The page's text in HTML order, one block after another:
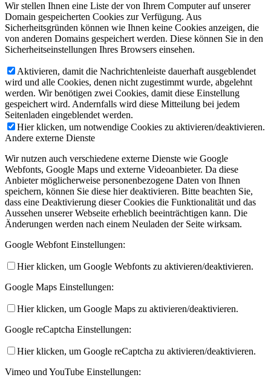
Wir stellen Ihnen eine Liste der von Ihrem Computer auf unserer
Domain gespeicherten Cookies zur Verfügung. Aus
Sicherheitsgründen können wie Ihnen keine Cookies anzeigen, die
von anderen Domains gespeichert werden. Diese können Sie in den
Sicherheitseinstellungen Ihres Browsers einsehen.
Aktivieren, damit die Nachrichtenleiste dauerhaft ausgeblendet
wird und alle Cookies, denen nicht zugestimmt wurde, abgelehnt
werden. Wir benötigen zwei Cookies, damit diese Einstellung
gespeichert wird. Andernfalls wird diese Mitteilung bei jedem
Seitenladen eingeblendet werden.
Hier klicken, um notwendige Cookies zu aktivieren/deaktivieren.
Andere externe Dienste
Wir nutzen auch verschiedene externe Dienste wie Google
Webfonts, Google Maps und externe Videoanbieter. Da diese
Anbieter möglicherweise personenbezogene Daten von Ihnen
speichern, können Sie diese hier deaktivieren. Bitte beachten Sie,
dass eine Deaktivierung dieser Cookies die Funktionalität und das
Aussehen unserer Webseite erheblich beeinträchtigen kann. Die
Änderungen werden nach einem Neuladen der Seite wirksam.
Google Webfont Einstellungen:
Hier klicken, um Google Webfonts zu aktivieren/deaktivieren.
Google Maps Einstellungen:
Hier klicken, um Google Maps zu aktivieren/deaktivieren.
Google reCaptcha Einstellungen:
Hier klicken, um Google reCaptcha zu aktivieren/deaktivieren.
Vimeo und YouTube Einstellungen: